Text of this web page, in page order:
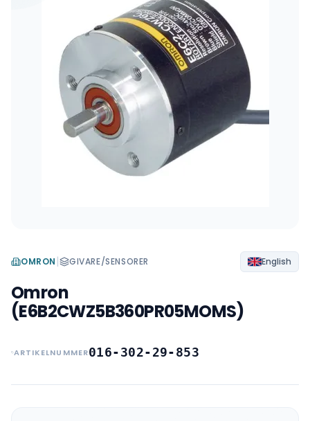
OMRON | GIVARE/SENSORER English
Omron
(E6B2CWZ5B360PR05MOMS)
ARTIKELNUMMER016-302-29-853